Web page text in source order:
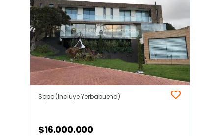
Sopo (Incluye Yerbabuena)
$16.000.000